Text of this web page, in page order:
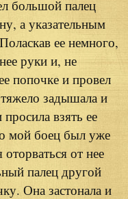
большой палец
а указательным
ее немного,
руки и, не
попочке и провел
задышала и
взять ее
мой боец был уже
оторваться от нее
палец другой
Она застонала и